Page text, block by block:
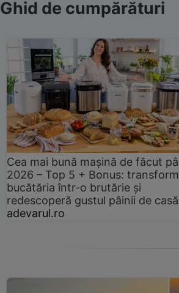
Ghid de cumpărături
Cea mai bună mașină de făcut
2026 – Top 5 + Bonus:
bucătăria într-o brutărie și
redescoperă gustul pâinii de casă
adevarul.ro